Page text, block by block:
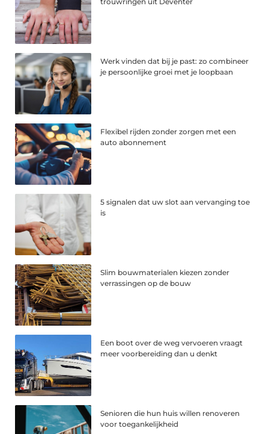
Werk vinden dat bij je past: zo combineer
je persoonlijke groei met je loopbaan
Flexibel rijden zonder zorgen met een
auto abonnement
5 signalen dat uw slot aan vervanging toe
is
Slim bouwmaterialen kiezen zonder
verrassingen op de bouw
Een boot over de weg vervoeren vraagt
meer voorbereiding dan u denkt
Senioren die hun huis willen renoveren
voor toegankelijkheid